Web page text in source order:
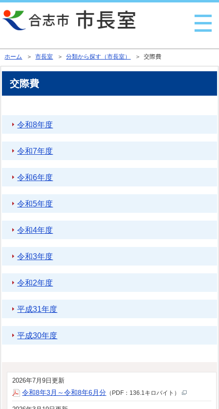
ホーム ＞市長室 ＞分類から探す（市長室） ＞ 交際費
交際費
令和8年度
令和7年度
令和6年度
令和5年度
令和4年度
令和3年度
令和2年度
平成31年度
平成30年度
2026年7月9日更新
令和8年3月～令和8年6月分 （PDF：136.1キロバイト）